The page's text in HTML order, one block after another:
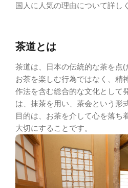
国人に人気の理由について詳し
茶道とは
茶道は、日本の伝統的な茶を点
お茶を楽しむ行為ではなく、精
作法を含む総合的な文化として
は、抹茶を用い、茶会という形
目的は、お茶を介して心を落ち
大切にすることです。